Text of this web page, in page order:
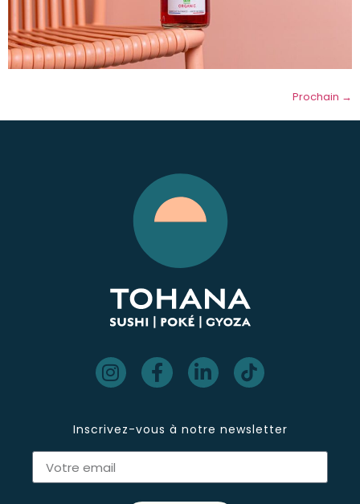
Prochain →
Inscrivez-vous à notre newsletter